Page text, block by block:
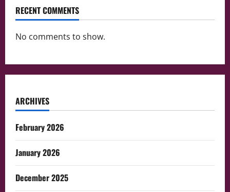
RECENT COMMENTS
No comments to show.
ARCHIVES
February 2026
January 2026
December 2025